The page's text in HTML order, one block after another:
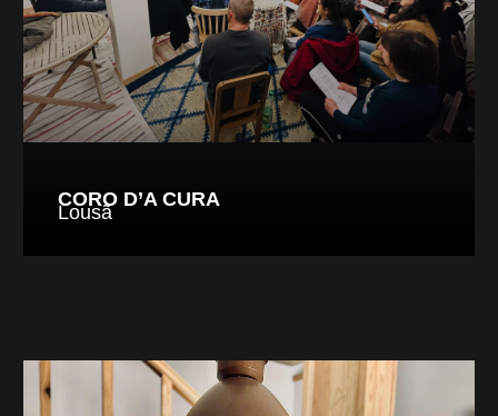
CORO D’A CURA
Lousã